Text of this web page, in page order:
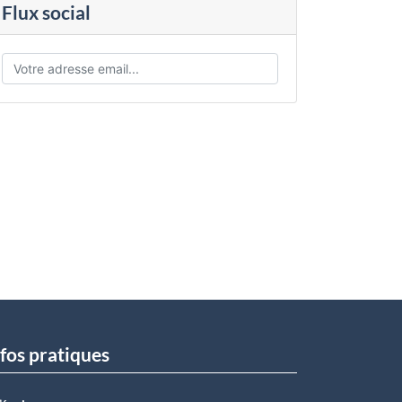
Flux social
pratiques